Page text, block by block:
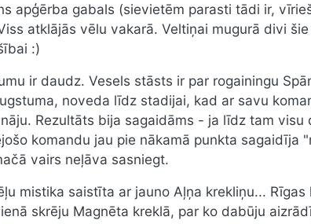
apģērba gabals (sievietēm parasti tādi ir,
atklājās vēlu vakarā. Veltiņai mugurā divi
:)
ir daudz. Vesels stāsts ir par rogainingu
noveda līdz stadijai, kad ar savu
Rezultāts bija sagaidāms - ja līdz tam
komandu jau pie nākamā punkta sagaidīja
vairs neļāva sasniegt.
mistika saistīta ar jauno Aļņa krekliņu...
skrēju Magnēta kreklā, par ko dabūju